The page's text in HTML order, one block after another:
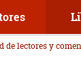
de lectores y